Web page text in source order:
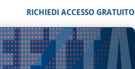
RICHIEDI ACCESSO GRATUITO